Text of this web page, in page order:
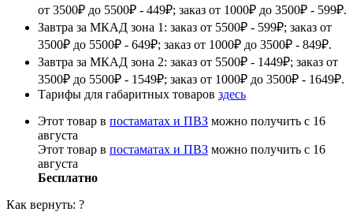
от 3500₽ до 5500₽ - 449₽; заказ от 1000₽ до 3500₽ - 599₽.
Завтра за МКАД зона 1: заказ от 5500₽ - 599₽; заказ от
3500₽ до 5500₽ - 649₽; заказ от 1000₽ до 3500₽ - 849₽.
Завтра за МКАД зона 2: заказ от 5500₽ - 1449₽; заказ от
3500₽ до 5500₽ - 1549₽; заказ от 1000₽ до 3500₽ - 1649₽.
Тарифы для габаритных товаров здесь
Этот товар в постаматах и ПВЗ можно получить с 16
августа
Этот товар в постаматах и ПВЗ можно получить с 16
августа
Бесплатно
Как вернуть: ?